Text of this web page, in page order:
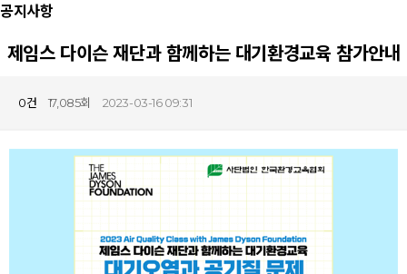
공지사항
제임스 다이슨 재단과 함께하는 대기환경교육 참가안내
0건 17,085회 2023-03-16 09:31